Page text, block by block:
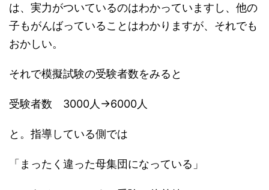
は、実力がついているのはわかっていますし、他の
子もがんばっていることはわかりますが、それでも
おかしい。
それで模擬試験の受験者数をみると
受験者数 3000人→6000人
と。指導している側では
「まったく違った母集団になっている」